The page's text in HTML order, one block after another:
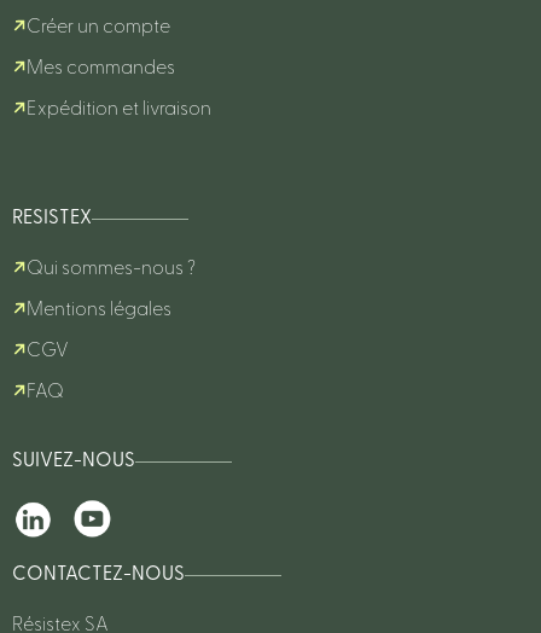
Créer un compte
Mes commandes
Expédition et livraison
RESISTEX
Qui sommes-nous ?
Mentions légales
CGV
FAQ
SUIVEZ-NOUS
CONTACTEZ-NOUS
Résistex SA